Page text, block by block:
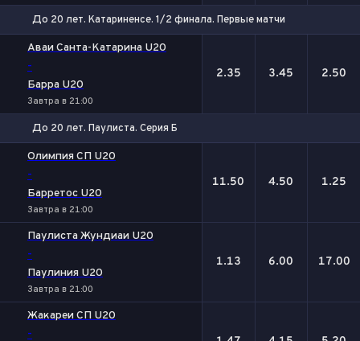
До 20 лет. Катариненсе. 1/2 финала. Первые матчи
Аваи Санта-Катарина U20
-
Барра U20
Завтра в 21:00
2.35 3.45 2.50
До 20 лет. Паулиста. Серия Б
Олимпия СП U20
-
Барретос U20
Завтра в 21:00
11.50 4.50 1.25
Паулиста Жундиаи U20
-
Паулиния U20
Завтра в 21:00
1.13 6.00 17.00
Жакареи СП U20
-